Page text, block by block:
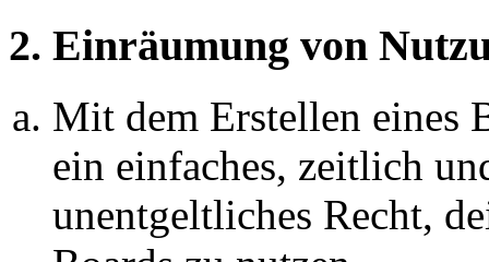
2. Einräumung von
Mit dem Erstellen eines
ein einfaches, zeitlich
unentgeltliches Recht,